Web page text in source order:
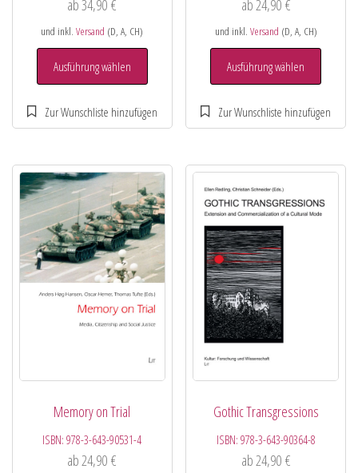
ab34,90€
und inkl.Versand (D, A, CH)
Ausführung wählen
ab 24,90 €
und inkl. Versand (D, A, CH)
Ausführung wählen
Memory on Trial
ISBN:978-3-643-90531-4
ab24,90€
Gothic Transgressions
ISBN: 978-3-643-90364-8
ab24,90 €